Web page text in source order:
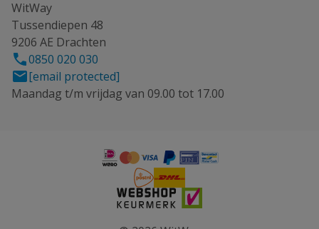
WitWay
Tussendiepen 48
9206 AE Drachten
0850 020 030
[email protected]
Maandag t/m vrijdag van 09.00 tot 17.00